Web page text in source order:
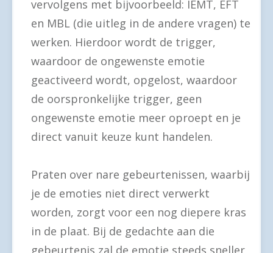
vervolgens met bijvoorbeeld: IEMT, EFT
en MBL (die uitleg in de andere vragen) te
werken. Hierdoor wordt de trigger,
waardoor de ongewenste emotie
geactiveerd wordt, opgelost, waardoor
de oorspronkelijke trigger, geen
ongewenste emotie meer oproept en je
direct vanuit keuze kunt handelen.
Praten over nare gebeurtenissen, waarbij
je de emoties niet direct verwerkt
worden, zorgt voor een nog diepere kras
in de plaat. Bij de gedachte aan die